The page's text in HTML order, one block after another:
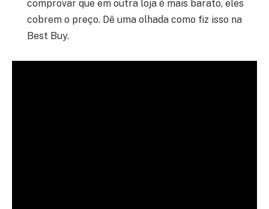
comprovar que em outra loja é mais barato, eles
cobrem o preço. Dê uma olhada como fiz isso na
Best Buy.